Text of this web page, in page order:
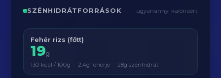
SZÉNHIDRÁTFORRÁSOK ugyanannyi kalóriáért
Fehér rizs (főtt)
19g
130 kcal / 100g · 2.4g fehérje · 28g szénhidrát